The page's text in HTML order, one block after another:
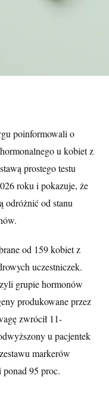
poinformowali o
u kobiet z
prostego testu
roku i pokazuje, że
odróżnić od stanu
od 159 kobiet z
uczestniczek.
grupie hormonów
produkowane przez
zwrócił 11-
u pacjentek
markerów
95 proc.